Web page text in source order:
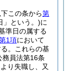
この条から第
」という。)に
準日の属する
1項において
。
これらの基
務員法第16条
り失職し、又